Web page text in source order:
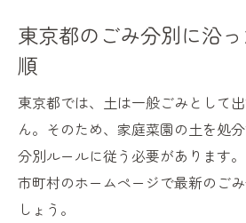
東京都のごみ分別に沿
順
東京都では、土は一般ごみとして
ん。そのため、家庭菜園の土を処
分別ルールに従う必要があります
市町村のホームページで最新のご
しょう。